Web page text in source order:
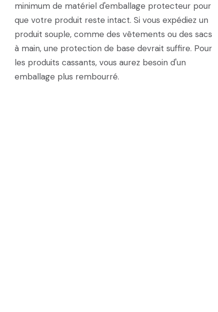
minimum de matériel d'emballage protecteur pour
que votre produit reste intact. Si vous expédiez un
produit souple, comme des vêtements ou des sacs
à main, une protection de base devrait suffire. Pour
les produits cassants, vous aurez besoin d'un
emballage plus rembourré.